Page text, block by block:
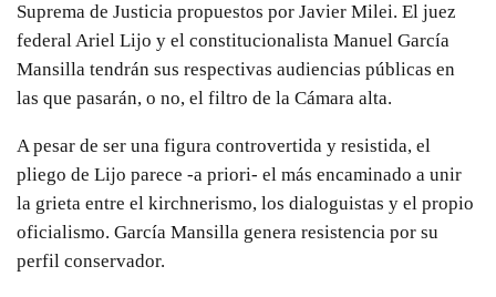
Suprema de Justicia propuestos por Javier Milei. El juez
federal Ariel Lijo y el constitucionalista Manuel García
Mansilla tendrán sus respectivas audiencias públicas en
las que pasarán, o no, el filtro de la Cámara alta.
A pesar de ser una figura controvertida y resistida, el
pliego de Lijo parece -a priori- el más encaminado a unir
la grieta entre el kirchnerismo, los dialoguistas y el propio
oficialismo. García Mansilla genera resistencia por su
perfil conservador.